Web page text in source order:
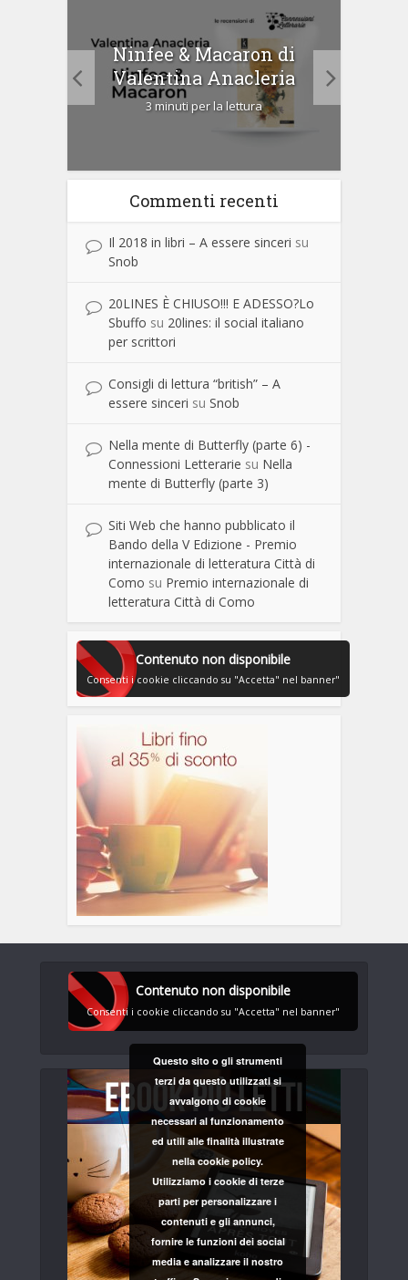
Ninfee & Macaron di
Valentina Anacleria
3 minuti per la lettura
Commenti recenti
Il 2018 in libri – A essere sinceri su
Snob
20LINES È CHIUSO!!! E ADESSO?Lo
Sbuffo su 20lines: il social italiano
per scrittori
Consigli di lettura “british” – A
essere sinceri su Snob
Nella mente di Butterfly (parte 6) -
Connessioni Letterarie su Nella
mente di Butterfly (parte 3)
Siti Web che hanno pubblicato il
Bando della V Edizione - Premio
internazionale di letteratura Città di
Como su Premio internazionale di
letteratura Città di Como
Contenuto non disponibile
Consenti i cookie cliccando su "Accetta" nel banner"
Contenuto non disponibile
Consenti i cookie cliccando su "Accetta" nel banner"
Questo sito o gli strumenti
terzi da questo utilizzati si
avvalgono di cookie
necessari al funzionamento
ed utili alle finalità illustrate
nella cookie policy.
Utilizziamo i cookie di terze
parti per personalizzare i
contenuti e gli annunci,
fornire le funzioni dei social
media e analizzare il nostro